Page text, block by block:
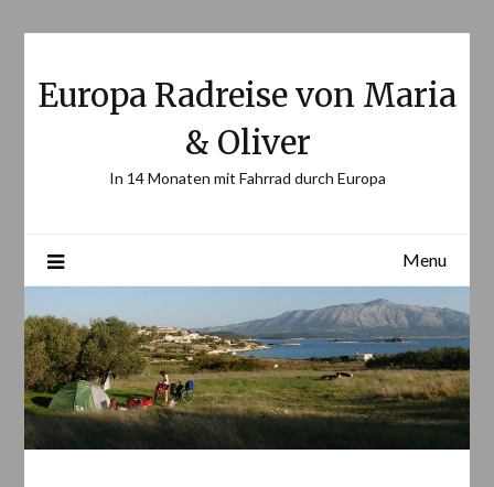
Europa Radreise von Maria
& Oliver
In 14 Monaten mit Fahrrad durch Europa
Menu